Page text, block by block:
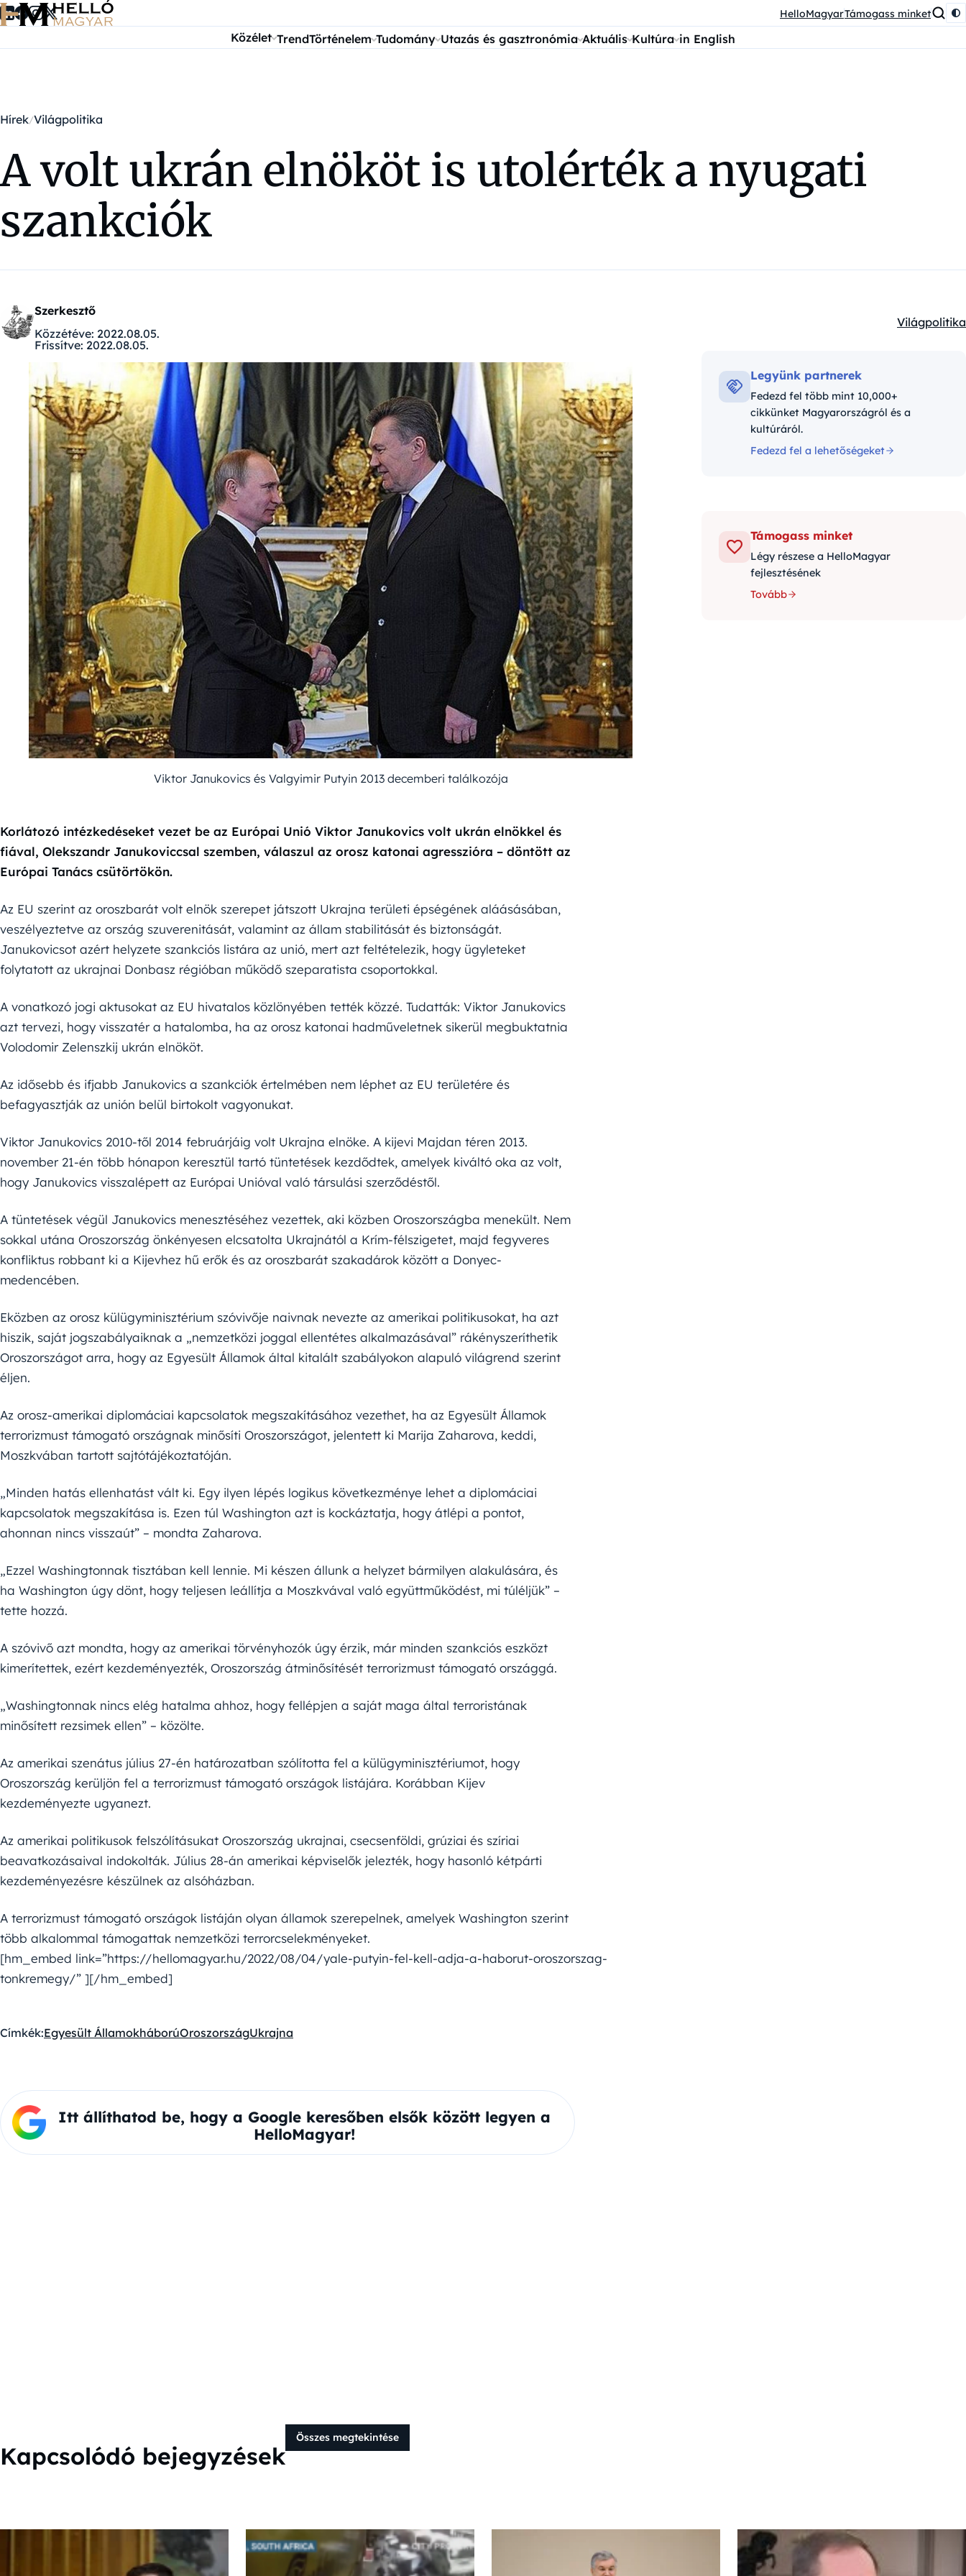
Ugrás a tartalomra HelloMagyarTámogass minket
Közélet TrendTörténelem Tudomány Utazás és gasztronómia Aktuális Kultúra in English
Hírek Világpolitika
A volt ukrán elnököt is utolérték a nyugati
szankciók
Szerkesztő
Közzétéve: 2022.08.05.
Frissítve: 2022.08.05.
Kategóriák:
Világpolitika
Viktor Janukovics és Valgyimir Putyin 2013 decemberi találkozója
Korlátozó intézkedéseket vezet be az Európai Unió Viktor Janukovics volt ukrán elnökkel és
fiával, Olekszandr Janukoviccsal szemben, válaszul az orosz katonai agresszióra – döntött az
Európai Tanács csütörtökön.
Az EU szerint az oroszbarát volt elnök szerepet játszott Ukrajna területi épségének aláásásában,
veszélyeztetve az ország szuverenitását, valamint az állam stabilitását és biztonságát.
Janukovicsot azért helyzete szankciós listára az unió, mert azt feltételezik, hogy ügyleteket
folytatott az ukrajnai Donbasz régióban működő szeparatista csoportokkal.
A vonatkozó jogi aktusokat az EU hivatalos közlönyében tették közzé. Tudatták: Viktor Janukovics
azt tervezi, hogy visszatér a hatalomba, ha az orosz katonai hadműveletnek sikerül megbuktatnia
Volodomir Zelenszkij ukrán elnököt.
Az idősebb és ifjabb Janukovics a szankciók értelmében nem léphet az EU területére és
befagyasztják az unión belül birtokolt vagyonukat.
Viktor Janukovics 2010-től 2014 februárjáig volt Ukrajna elnöke. A kijevi Majdan téren 2013.
november 21-én több hónapon keresztül tartó tüntetések kezdődtek, amelyek kiváltó oka az volt,
hogy Janukovics visszalépett az Európai Unióval való társulási szerződéstől.
A tüntetések végül Janukovics menesztéséhez vezettek, aki közben Oroszországba menekült. Nem
sokkal utána Oroszország önkényesen elcsatolta Ukrajnától a Krím-félszigetet, majd fegyveres
konfliktus robbant ki a Kijevhez hű erők és az oroszbarát szakadárok között a Donyec-
medencében.
Eközben az orosz külügyminisztérium szóvivője naivnak nevezte az amerikai politikusokat, ha azt
hiszik, saját jogszabályaiknak a „nemzetközi joggal ellentétes alkalmazásával” rákényszeríthetik
Oroszországot arra, hogy az Egyesült Államok által kitalált szabályokon alapuló világrend szerint
éljen.
Az orosz-amerikai diplomáciai kapcsolatok megszakításához vezethet, ha az Egyesült Államok
terrorizmust támogató országnak minősíti Oroszországot, jelentett ki Marija Zaharova, keddi,
Moszkvában tartott sajtótájékoztatóján.
„Minden hatás ellenhatást vált ki. Egy ilyen lépés logikus következménye lehet a diplomáciai
kapcsolatok megszakítása is. Ezen túl Washington azt is kockáztatja, hogy átlépi a pontot,
ahonnan nincs visszaút” – mondta Zaharova.
„Ezzel Washingtonnak tisztában kell lennie. Mi készen állunk a helyzet bármilyen alakulására, és
ha Washington úgy dönt, hogy teljesen leállítja a Moszkvával való együttműködést, mi túléljük” –
tette hozzá.
A szóvivő azt mondta, hogy az amerikai törvényhozók úgy érzik, már minden szankciós eszközt
kimerítettek, ezért kezdeményezték, Oroszország átminősítését terrorizmust támogató országgá.
„Washingtonnak nincs elég hatalma ahhoz, hogy fellépjen a saját maga által terroristának
minősített rezsimek ellen” – közölte.
Az amerikai szenátus július 27-én határozatban szólította fel a külügyminisztériumot, hogy
Oroszország kerüljön fel a terrorizmust támogató országok listájára. Korábban Kijev
kezdeményezte ugyanezt.
Az amerikai politikusok felszólításukat Oroszország ukrajnai, csecsenföldi, grúziai és szíriai
beavatkozásaival indokolták. Július 28-án amerikai képviselők jelezték, hogy hasonló kétpárti
kezdeményezésre készülnek az alsóházban.
A terrorizmust támogató országok listáján olyan államok szerepelnek, amelyek Washington szerint
több alkalommal támogattak nemzetközi terrorcselekményeket.
[hm_embed link=”https://hellomagyar.hu/2022/08/04/yale-putyin-fel-kell-adja-a-haborut-oroszorszag-
tonkremegy/” ][/hm_embed]
Címkék:Egyesült ÁllamokháborúOroszországUkrajna
Itt állíthatod be, hogy a Google keresőben elsők között legyen a
HelloMagyar!
Legyünk partnerek
Fedezd fel több mint 10,000+
cikkünket Magyarországról és a
kultúráról.
Fedezd fel a lehetőségeket
Támogass minket
Légy részese a HelloMagyar
fejlesztésének
Tovább
Kapcsolódó bejegyzések
Összes megtekintése